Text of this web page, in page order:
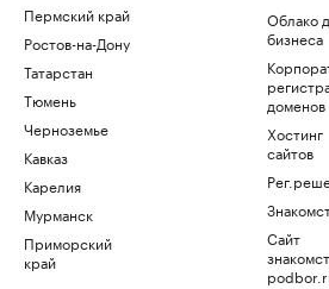
Пермский край
Ростов-на-Дону
Татарстан
Тюмень
Черноземье
Кавказ
Карелия
Мурманск
Приморский
край
Облако
бизнеса
доменов
Хостинг
сайтов
Сайт